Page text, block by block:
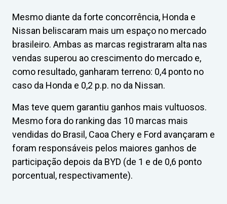
Mesmo diante da forte concorrência, Honda e
Nissan beliscaram mais um espaço no mercado
brasileiro. Ambas as marcas registraram alta nas
vendas superou ao crescimento do mercado e,
como resultado, ganharam terreno: 0,4 ponto no
caso da Honda e 0,2 p.p. no da Nissan.
Mas teve quem garantiu ganhos mais vultuosos.
Mesmo fora do ranking das 10 marcas mais
vendidas do Brasil, Caoa Chery e Ford avançaram e
foram responsáveis pelos maiores ganhos de
participação depois da BYD (de 1 e de 0,6 ponto
porcentual, respectivamente).